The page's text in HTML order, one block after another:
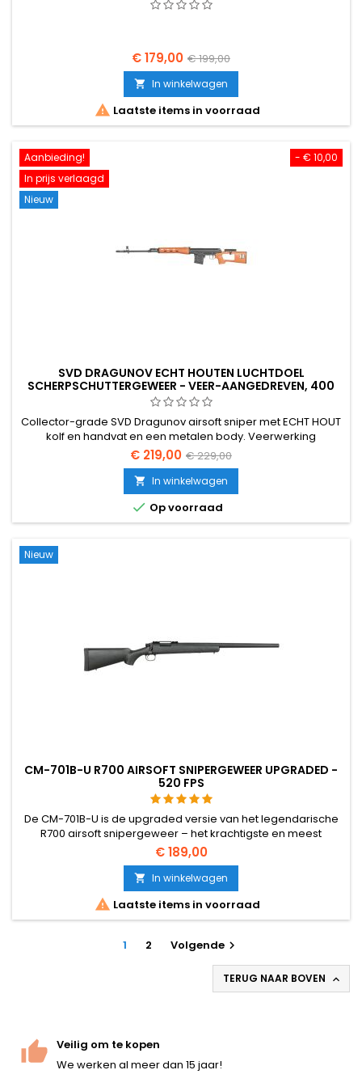
€ 179,00 € 199,00
 In winkelwagen
 Laatste items in voorraad
- € 10,00
Aanbieding!
In prijs verlaagd
Nieuw
SVD DRAGUNOV ECHT HOUTEN LUCHTDOEL
SCHERPSCHUTTERGEWEER - VEER-AANGEDREVEN, 400
FPS, ECHTE HOUTEN KOLF
Collector-grade SVD Dragunov airsoft sniper met ECHT HOUT
kolf en handvat en een metalen body. Veerwerking
veergeweer, ~400 FPS / 1,49 J met 0,20 g, 600 mm strak
geboorde binnenloop. 1120 mm volle lengte, 3,6 kg authentiek
Sovjet-schuttersgewicht.
€ 219,00 € 229,00
 In winkelwagen
 Op voorraad
Nieuw
CM-701B-U R700 AIRSOFT SNIPERGEWEER UPGRADED -
520 FPS
De CM-701B-U is de upgraded versie van het legendarische
R700 airsoft snipergeweer – het krachtigste en meest
upgrade-vriendelijke bolt-action in zijn klasse. 520 FPS /
158 m/s, 2,49 joule, 3,3 kg aluminium, polymeer en roestvrij
staal, 1107 mm totale lengte. VSR-10 compatibele interne
onderdelen, versterkte stalen cilinder, 22 mm Picatinny rail,...
€ 189,00
 In winkelwagen
 Laatste items in voorraad
1 2 Volgende 
TERUG NAAR BOVEN 
Veilig om te kopen
We werken al meer dan 15 jaar!